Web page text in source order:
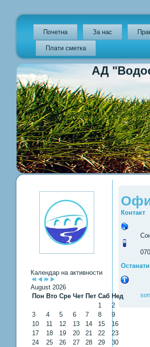
Почетна За нас
Плати сметка
АД
Календар на активности
August 2026
Пон Вто Сре Чет Пет Саб Нед
1
2
3
4 5 6 7 8
9
10
11 12 13 14 15
16
17
18 19 20 21 22
23
24
25 26 27 28 29
30
Контакт